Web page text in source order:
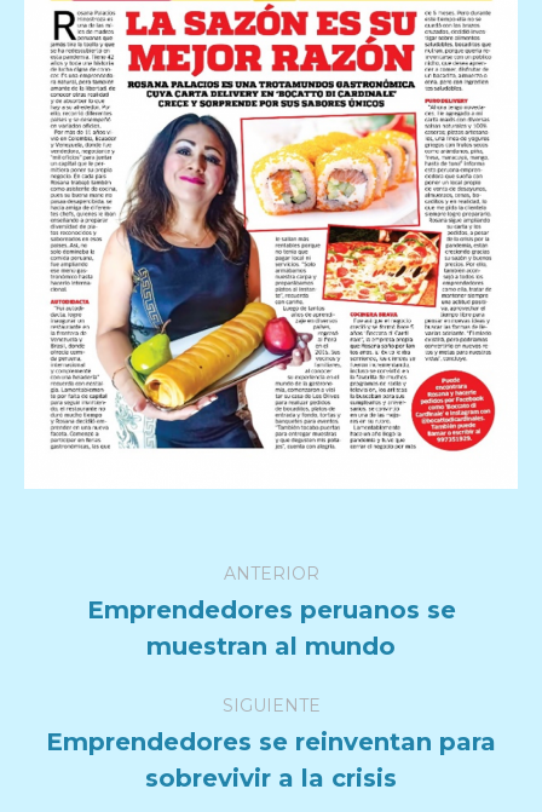
Navegación
entre
publicaciones
ANTERIOR
Publicación
anterior:
Emprendedores peruanos se
muestran al mundo
SIGUIENTE
siguiente:
Emprendedores se reinventan para
sobrevivir a la crisis